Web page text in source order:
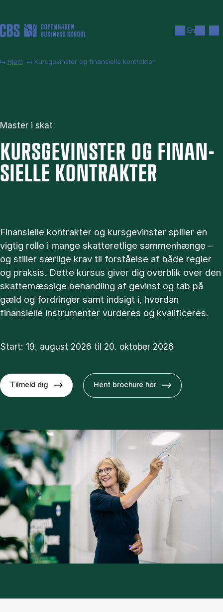
En
Hjem Kursgevinster og finansielle kontrakter
Master i skat
KURS­GE­VIN­STER OG FI­NAN­
SI­EL­LE KON­TRAK­TER
Finansielle kontrakter og kursgevinster spiller en
vigtig rolle i mange skatteretlige sammenhænge –
og stiller særlige krav til forståelse af både regler
og praksis. Dette kursus giver dig overblik over den
skattemæssige behandling af gevinst og tab på
gæld og fordringer samt indsigt i, hvordan
finansielle instrumenter vurderes og kvalificeres.
Start: 19. august 2026 til 20. oktober 2026
Tilmeld dig Hent brochure her